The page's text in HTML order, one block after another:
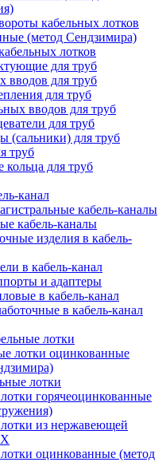
кабельных лотков
(метод Сендзимира)
лотков
для труб
вводов для труб
для труб
вводов для труб
для труб
(сальники) для труб
труб
для труб
канал
кабель-каналы
кабель-каналы
изделия в кабель-
в кабель-канал
и адаптеры
в кабель-канал
в кабель-канал
лотки
лотки оцинкованные
лотки
горячеоцинкованные
из нержавеющей
оцинкованные (метод